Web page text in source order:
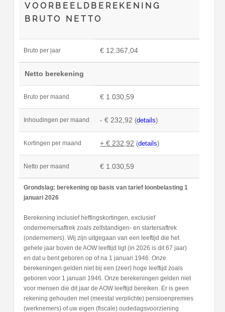
VOORBEELDBEREKENING
BRUTO NETTO
Bruto per jaar € 12.367,04
Netto berekening
Bruto per maand € 1.030,59
Inhoudingen per maand - € 232,92 (details)
Kortingen per maand + € 232,92 (details)
Netto per maand € 1.030,59
Grondslag: berekening op basis van tarief loonbelasting 1
januari 2026
Berekening inclusief heffingskortingen, exclusief
ondernemersaftrek zoals zelfstandigen- en startersaftrek
(ondernemers). Wij zijn uitgegaan van een leeftijd die het
gehele jaar boven de AOW leeftijd ligt (in 2026 is dit 67 jaar)
en dat u bent geboren op of na 1 januari 1946. Onze
berekeningen gelden niet bij een (zeer) hoge leeftijd zoals
geboren voor 1 januari 1946. Onze berekeningen gelden niet
voor mensen die dit jaar de AOW leeftijd bereiken. Er is geen
rekening gehouden met (meestal verplichte) pensioenpremies
(werknemers) of uw eigen (fiscale) oudedagsvoorziening